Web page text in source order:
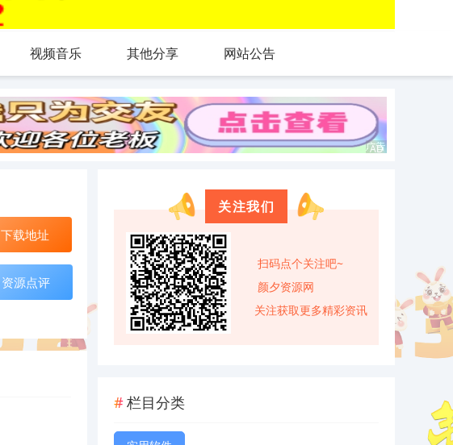
视频音乐 其他分享 网站公告
下载地址
资源点评
关注我们
扫码点个关注吧~
颜夕资源网
关注获取更多精彩资讯
栏目分类